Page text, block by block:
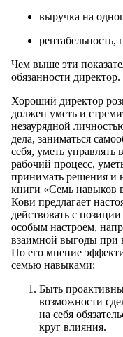
выручка на
рентабельность,
Чем выше эти
обязанности директор.
Хороший директор
должен уметь и
незаурядной
дела, заниматься
себя, уметь
рабочий процесс,
принимать решения и
книги «Семь навыков
Кови предлагает
действовать с
особым настроем,
взаимной выгоды при
По его мнение
семью навыками:
Быть
возможности
на себя
круг влияния.